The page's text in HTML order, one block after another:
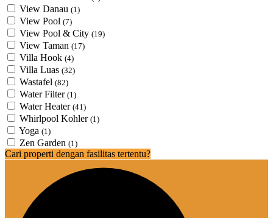
View Danau (1)
View Pool (7)
View Pool & City (19)
View Taman (17)
Villa Hook (4)
Villa Luas (32)
Wastafel (82)
Water Filter (1)
Water Heater (41)
Whirlpool Kohler (1)
Yoga (1)
Zen Garden (1)
Cari properti dengan fasilitas tertentu?